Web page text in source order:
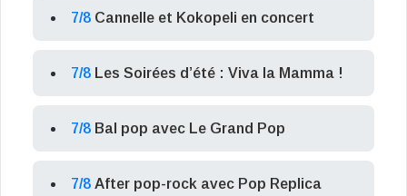
7/8 Cannelle et Kokopeli en concert
7/8 Les Soirées d’été : Viva la Mamma !
7/8 Bal pop avec Le Grand Pop
7/8 After pop-rock avec Pop Replica